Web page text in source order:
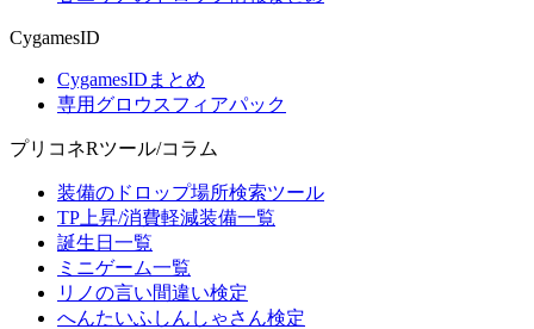
CygamesID
CygamesIDまとめ
専用グロウスフィアパック
プリコネRツール/コラム
装備のドロップ場所検索ツール
TP上昇/消費軽減装備一覧
誕生日一覧
ミニゲーム一覧
リノの言い間違い検定
へんたいふしんしゃさん検定